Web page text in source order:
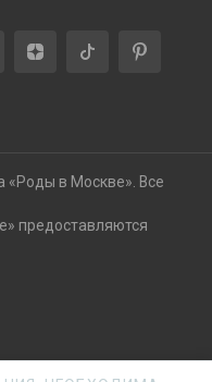
«Роды в Москве». Все
предоставляются